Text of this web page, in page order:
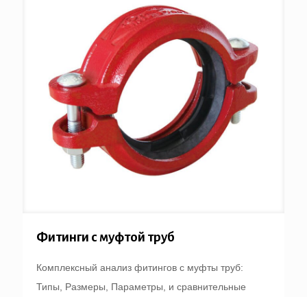
Фитинги с муфтой труб
Комплексный анализ фитингов с муфты труб:
Типы, Размеры, Параметры, и сравнительные